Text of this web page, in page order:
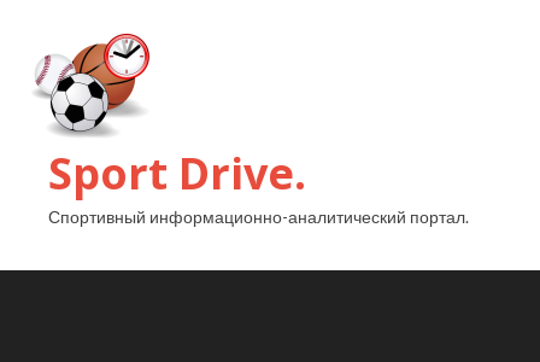
Sport Drive.
Спортивный информационно-аналитический портал.